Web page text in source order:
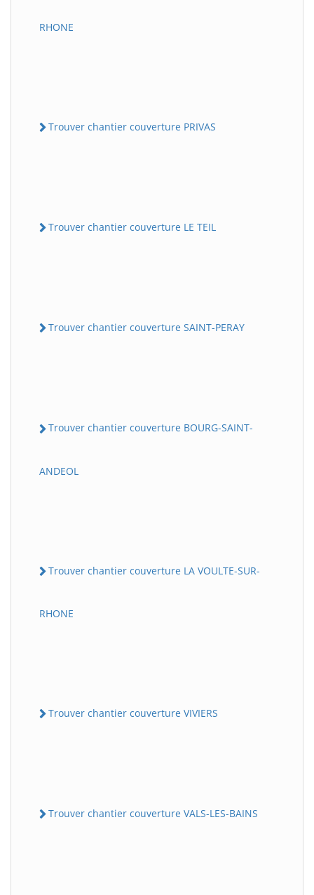
RHONE
Trouver chantier couverture PRIVAS
Trouver chantier couverture LE TEIL
Trouver chantier couverture SAINT-PERAY
Trouver chantier couverture BOURG-SAINT-
ANDEOL
Trouver chantier couverture LA VOULTE-SUR-
RHONE
Trouver chantier couverture VIVIERS
Trouver chantier couverture VALS-LES-BAINS